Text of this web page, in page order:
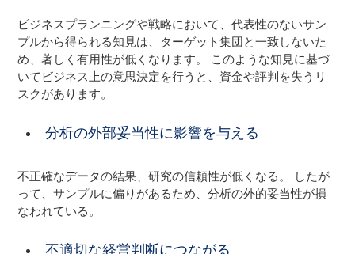
ビジネスプランニングや戦略において、代表性のないサン
プルから得られる知見は、ターゲット集団と一致しないた
め、著しく有用性が低くなります。 このような知見に基づ
いてビジネス上の意思決定を行うと、資金や評判を失うリ
スクがあります。
分析の外部妥当性に影響を与える
不正確なデータの結果、研究の信頼性が低くなる。 したが
って、サンプルに偏りがあるため、分析の外的妥当性が損
なわれている。
不適切な経営判断につながる